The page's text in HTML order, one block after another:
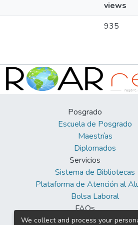
views
935
Posgrado
Escuela de Posgrado
Maestrías
Diplomados
Servicios
Sistema de Bibliotecas
Plataforma de Atención al
Bolsa Laboral
FAQs
Facebook
We collect and process your